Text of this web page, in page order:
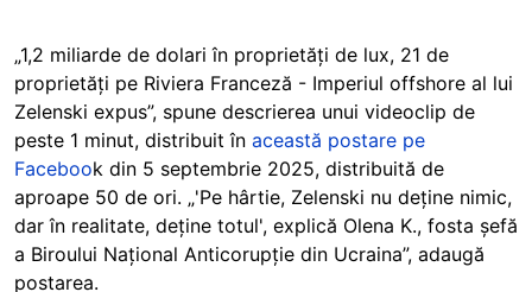
„1,2 miliarde de dolari în proprietăți de lux, 21 de
proprietăți pe Riviera Franceză - Imperiul offshore al lui
Zelenski expus”, spune descrierea unui videoclip de
peste 1 minut, distribuit în această postare pe
Facebook din 5 septembrie 2025, distribuită de
aproape 50 de ori. „'Pe hârtie, Zelenski nu deține nimic,
dar în realitate, deține totul', explică Olena K., fosta șefă
a Biroului Național Anticorupție din Ucraina”, adaugă
postarea.